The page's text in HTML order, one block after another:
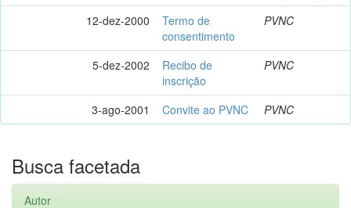
12-dez-2000
Termo de
consentimento
PVNC
5-dez-2002
Recibo de
inscrição
PVNC
3-ago-2001 Convite ao PVNC PVNC
Busca facetada
Autor